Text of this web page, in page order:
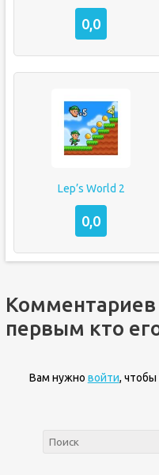
0,0
Lep’s World 2
0,0
Комментариев
первым кто
Вам нужно войти,